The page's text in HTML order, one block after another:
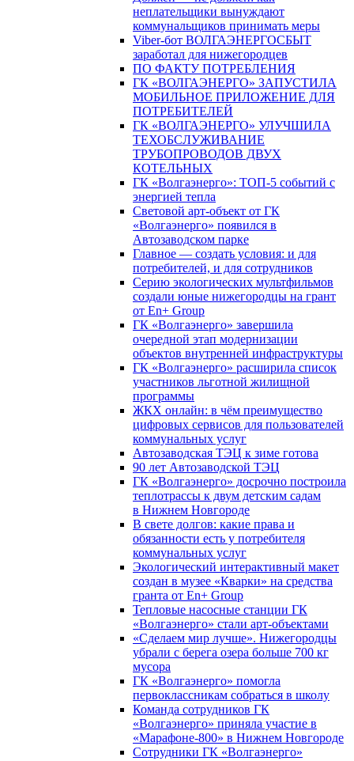
неплательщики вынуждают
коммунальщиков принимать меры
Viber-бот ВОЛГАЭНЕРГОСБЫТ
заработал для нижегородцев
ПО ФАКТУ ПОТРЕБЛЕНИЯ
ГК «ВОЛГАЭНЕРГО» ЗАПУСТИЛА
МОБИЛЬНОЕ ПРИЛОЖЕНИЕ ДЛЯ
ПОТРЕБИТЕЛЕЙ
ГК «ВОЛГАЭНЕРГО» УЛУЧШИЛА
ТЕХОБСЛУЖИВАНИЕ
ТРУБОПРОВОДОВ ДВУХ
КОТЕЛЬНЫХ
ГК «Волгаэнерго»: ТОП-5 событий с
энергией тепла
Световой арт-объект от ГК
«Волгаэнерго» появился в
Автозаводском парке
Главное — создать условия: и для
потребителей, и для сотрудников
Серию экологических мультфильмов
создали юные нижегородцы на грант
от En+ Group
ГК «Волгаэнерго» завершила
очередной этап модернизации
объектов внутренней инфраструктуры
ГК «Волгаэнерго» расширила список
участников льготной жилищной
программы
ЖКХ онлайн: в чём преимущество
цифровых сервисов для пользователей
коммунальных услуг
Автозаводская ТЭЦ к зиме готова
90 лет Автозаводской ТЭЦ
ГК «Волгаэнерго» досрочно построила
теплотрассы к двум детским садам
в Нижнем Новгороде
В свете долгов: какие права и
обязанности есть у потребителя
коммунальных услуг
Экологический интерактивный макет
создан в музее «Кварки» на средства
гранта от En+ Group
Тепловые насосные станции ГК
«Волгаэнерго» стали арт-объектами
«Сделаем мир лучше». Нижегородцы
убрали с берега озера больше 700 кг
мусора
ГК «Волгаэнерго» помогла
первоклассникам собраться в школу
Команда сотрудников ГК
«Волгаэнерго» приняла участие в
«Марафоне-800» в Нижнем Новгороде
Сотрудники ГК «Волгаэнерго»